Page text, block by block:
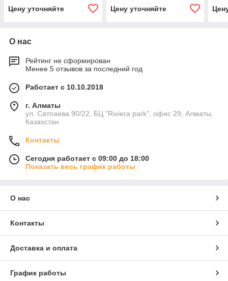
Цену уточняйте
Цену уточняйте
О нас
Рейтинг не сформирован
Менее 5 отзывов за последний год
Работает с 10.10.2018
г. Алматы
ул. Сатпаева 90/22, БЦ "Riviera park", офис 29, Алматы,
Казахстан
Контакты
Сегодня работает с 09:00 до 18:00
Показать весь график работы
О нас
Контакты
Доставка и оплата
График работы